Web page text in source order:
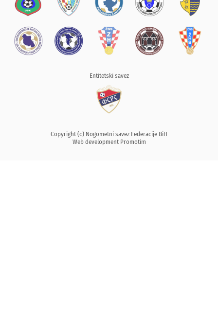
Entitetski savez
Copyright (c) Nogometni savez Federacije BiH
Web development Promotim